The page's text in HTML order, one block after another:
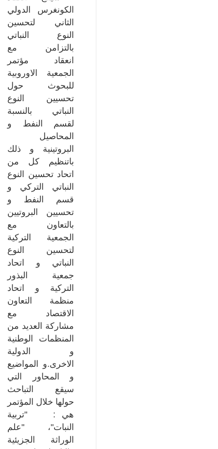
الكونغرس الدولي
الثاني لتحسين
النوع النباتي
بالتزامن مع
انعقاد مؤتمر
الجمعية الاوروبية
للبحوث حول
تحسيين النوع
النباتي بالنسبة
لقسم النفط و
المحاصيل
البروتينية و ذلك
باتنظيم كل من
اتحاد تحسين النوع
النباتي التركي و
قسم النفط و
تحسيين البروتيين
بالتعاون مع
الجمعية التركية
لتحسين النوع
النباتي و اتحاد
جمعية البذور
التركية و اتحاد
منظمة التعاون
الاقتصاد مع
مشاركة العديد من
المنظمات الوطنية
و الدولية
الاخرى.و المواضيع
و المحاور التي
سيقع التباحث
حولها خلال المؤتمر
هي : "تربية
النبات"، "علم
الوراثة الجزيئية